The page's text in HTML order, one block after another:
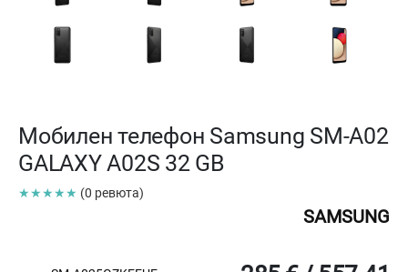
Мобилен телефон Samsung SM-A02
GALAXY A02S 32 GB
★★★★★ (0 ревюта)
SAMSUNG